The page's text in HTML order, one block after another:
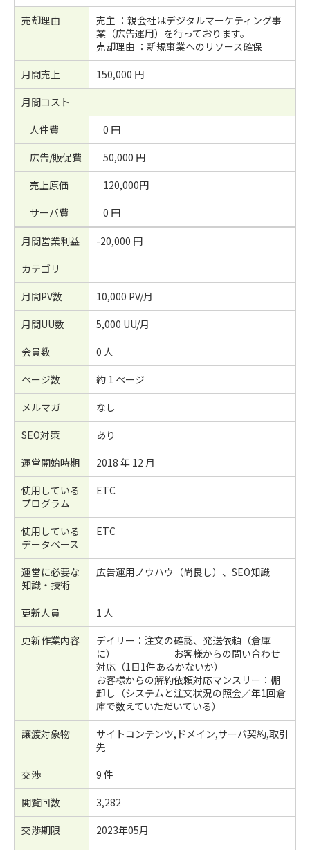
売却理由
売主 ：親会社はデジタルマーケティング事
業（広告運用）を行っております。
売却理由 ：新規事業へのリソース確保
月間売上
150,000 円
月間コスト
人件費
0 円
広告/販促費
50,000 円
売上原価
120,000円
サーバ費
0 円
月間営業利益
-20,000 円
カテゴリ
月間PV数
10,000 PV/月
月間UU数
5,000 UU/月
会員数
0 人
ページ数
約 1 ページ
メルマガ
なし
SEO対策
あり
運営開始時期
2018 年 12 月
使用している
プログラム
ETC
使用している
データベース
ETC
運営に必要な
知識・技術
広告運用ノウハウ（尚良し）、SEO知識
更新人員
1 人
更新作業内容
デイリー：注文の確認、発送依頼（倉庫
に） お客様からの問い合わせ
対応（1日1件あるかないか）
お客様からの解約依頼対応マンスリー：棚
卸し（システムと注文状況の照会／年1回倉
庫で数えていただいている）
譲渡対象物
サイトコンテンツ,ドメイン,サーバ契約,取引
先
交渉
9 件
閲覧回数
3,282
交渉期限
2023年05月